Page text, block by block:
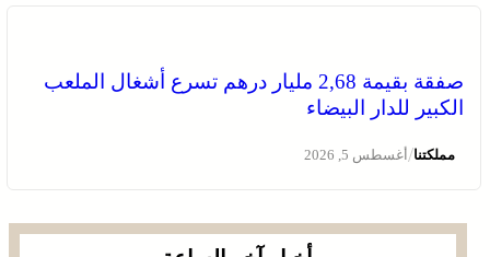
صفقة بقيمة 2,68 مليار درهم تسرع أشغال الملعب
الكبير للدار البيضاء
مملكتنا/أغسطس 5, 2026